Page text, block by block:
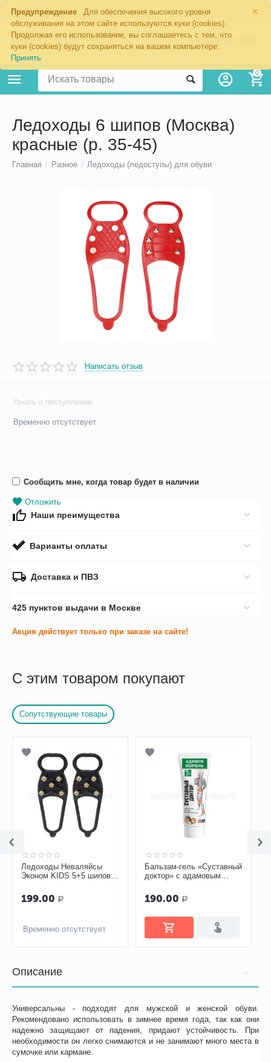
×
Предупреждение
Для обеспечения высокого уровня
обслуживания на этом сайте используются куки (cookies).
Продолжая его использование, вы соглашаетесь с тем, что
куки (cookies) будут сохраняться на вашем компьютере:
Принять
Москва
8 800 201-70-97
0
Ледоходы 6 шипов (Москва)
красные (р. 35-45)
Главная / Разное / Ледоходы (ледоступы) для обуви
Написать отзыв
Узнать о поступлении
Временно отсутствует
Сообщить мне, когда товар будет в наличии
Отложить
Наши преимущества
Варианты оплаты
Доставка и ПВЗ
425 пунктов выдачи в Москве
Акция действует только при заказе на сайте!
С этим товаром покупают
Сопутствующие товары
Ледоходы Неваляйсы
Эконом KIDS 5+5 шипов,
199.00 Р
Временно отсутствует
Бальзам-гель «Суставный
доктор» с адамовым
190.00 Р
Описание
Универсальны - подходят для мужской и женской обуви.
Рекомендовано использовать в зимнее время года, так как они
надежно защищают от падения, придают устойчивость. При
необходимости он легко снимаются и не занимают много места в
сумочке или кармане.